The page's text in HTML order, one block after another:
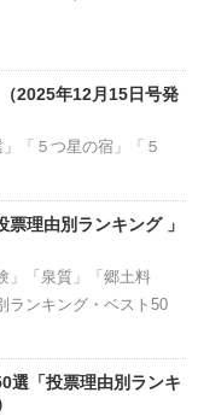
2025年12月15日号発
「５つ星の宿」「５
理由別ランキング 」
」「泉質」「郷土料
ランキング・ベスト50
選「投票理由別ランキ